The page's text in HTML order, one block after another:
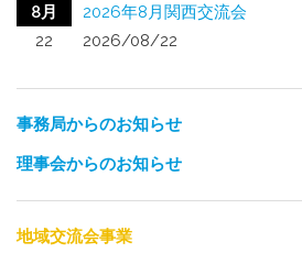
8月
22
2026年8月関西交流会
2026/08/22
事務局からのお知らせ
理事会からのお知らせ
地域交流会事業